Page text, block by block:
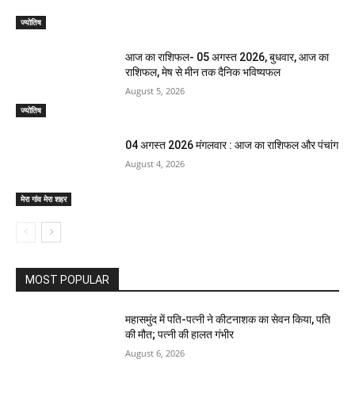
ज्योतिष
ज्योतिष
आज का राशिफल- 05 अगस्त 2026, बुधवार, आज का
राशिफल, मेष से मीन तक दैनिक भविष्यफल
August 5, 2026
मेरा गांव मेरा शहर
04 अगस्त 2026 मंगलवार : आज का राशिफल और पंचांग
August 4, 2026
MOST POPULAR
महासमुंद में पति-पत्नी ने कीटनाशक का सेवन किया, पति
की मौत; पत्नी की हालत गंभीर
August 6, 2026